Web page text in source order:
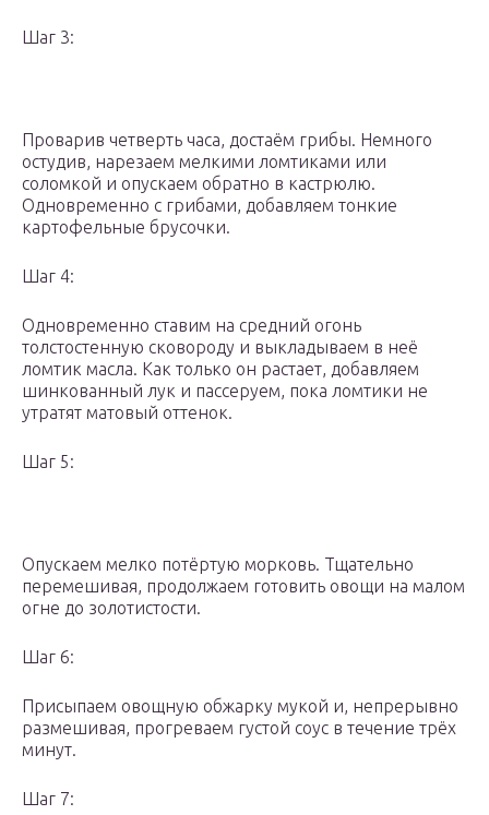
Шаг 3:
Проварив четверть часа, достаём грибы. Немного
остудив, нарезаем мелкими ломтиками или
соломкой и опускаем обратно в кастрюлю.
Одновременно с грибами, добавляем тонкие
картофельные брусочки.
Шаг 4:
Одновременно ставим на средний огонь
толстостенную сковороду и выкладываем в неё
ломтик масла. Как только он растает, добавляем
шинкованный лук и пассеруем, пока ломтики не
утратят матовый оттенок.
Шаг 5:
Опускаем мелко потёртую морковь. Тщательно
перемешивая, продолжаем готовить овощи на малом
огне до золотистости.
Шаг 6:
Присыпаем овощную обжарку мукой и, непрерывно
размешивая, прогреваем густой соус в течение трёх
минут.
Шаг 7: